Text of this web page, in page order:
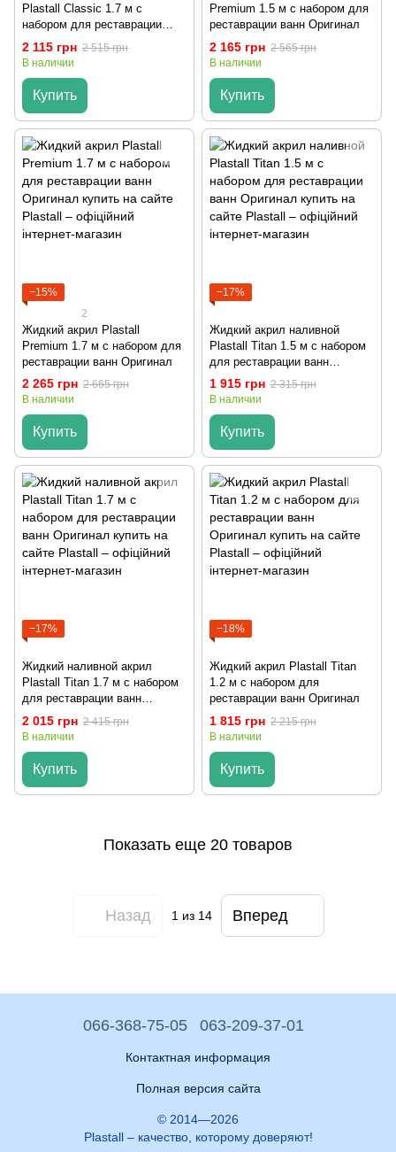
Plastall Classic 1.7 м с
набором для реставрации
ванн Оригинал
2 115 грн 2 515 грн
В наличии
Купить
Premium 1.5 м с набором для
реставрации ванн Оригинал
2 165 грн 2 565 грн
В наличии
Купить
−15%
2
Жидкий акрил Plastall
Premium 1.7 м с набором для
реставрации ванн Оригинал
2 265 грн 2 665 грн
В наличии
Купить
−17%
Жидкий акрил наливной
Plastall Titan 1.5 м с набором
для реставрации ванн
Оригинал
1 915 грн 2 315 грн
В наличии
Купить
−17%
Жидкий наливной акрил
Plastall Titan 1.7 м с набором
для реставрации ванн
Оригинал
2 015 грн 2 415 грн
В наличии
Купить
−18%
Жидкий акрил Plastall Titan
1.2 м с набором для
реставрации ванн Оригинал
1 815 грн 2 215 грн
В наличии
Купить
Показать еще 20 товаров
Назад 1 из 14 Вперед
066-368-75-05 063-209-37-01
Контактная информация
Полная версия сайта
© 2014—2026
Plastall – качество, которому доверяют!